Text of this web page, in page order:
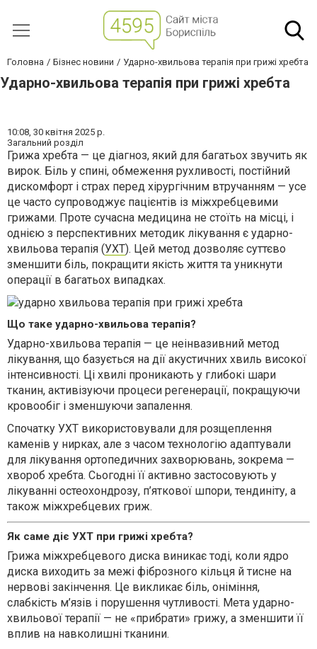
Головна Бізнес новини Ударно-хвильова терапія при грижі хребта
Ударно-хвильова терапія при грижі хребта
10:08, 30 квітня 2025 р.
Загальний розділ
Грижа хребта — це діагноз, який для багатьох звучить як
вирок. Біль у спині, обмеження рухливості, постійний
дискомфорт і страх перед хірургічним втручанням — усе
це часто супроводжує пацієнтів із міжхребцевими
грижами. Проте сучасна медицина не стоїть на місці, і
однією з перспективних методик лікування є ударно-
хвильова терапія (УХТ). Цей метод дозволяє суттєво
зменшити біль, покращити якість життя та уникнути
операції в багатьох випадках.
Що таке ударно-хвильова терапія?
Ударно-хвильова терапія — це неінвазивний метод
лікування, що базується на дії акустичних хвиль високої
інтенсивності. Ці хвилі проникають у глибокі шари
тканин, активізуючи процеси регенерації, покращуючи
кровообіг і зменшуючи запалення.
Спочатку УХТ використовували для розщеплення
каменів у нирках, але з часом технологію адаптували
для лікування ортопедичних захворювань, зокрема —
хвороб хребта. Сьогодні її активно застосовують у
лікуванні остеохондрозу, п’яткової шпори, тендиніту, а
також міжхребцевих гриж.
Як саме діє УХТ при грижі хребта?
Грижа міжхребцевого диска виникає тоді, коли ядро
диска виходить за межі фіброзного кільця й тисне на
нервові закінчення. Це викликає біль, оніміння,
слабкість м’язів і порушення чутливості. Мета ударно-
хвильової терапії — не «прибрати» грижу, а зменшити її
вплив на навколишні тканини.